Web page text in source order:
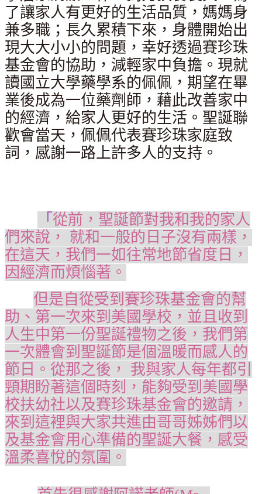
了讓家人有更好的生活品質，媽媽身
兼多職；長久累積下來，身體開始出
現大大小小的問題，幸好透過賽珍珠
基金會的協助，減輕家中負擔。現就
讀國立大學藥學系的佩佩，期望在畢
業後成為一位藥劑師，藉此改善家中
的經濟，給家人更好的生活。聖誕聯
歡會當天，佩佩代表賽珍珠家庭致
詞，感謝一路上許多人的支持。
「 從前，聖誕節對我和我的家人
們來說， 就和一般的日子沒有兩樣，
在這天，我們一如往常地節省度日，
因經濟而煩惱著。
但是自從受到賽珍珠基金會的幫
助、第一次來到美國學校，並且收到
人生中第一份聖誕禮物之後，我們第
一次體會到聖誕節是個溫暖而感人的
節日。從那之後， 我與家人每年都引
頸期盼著這個時刻，能夠受到美國學
校扶幼社以及賽珍珠基金會的邀請，
來到這裡與大家共進由哥哥姊姊們以
及基金會用心準備的聖誕大餐，感受
溫柔喜悅的氛圍。